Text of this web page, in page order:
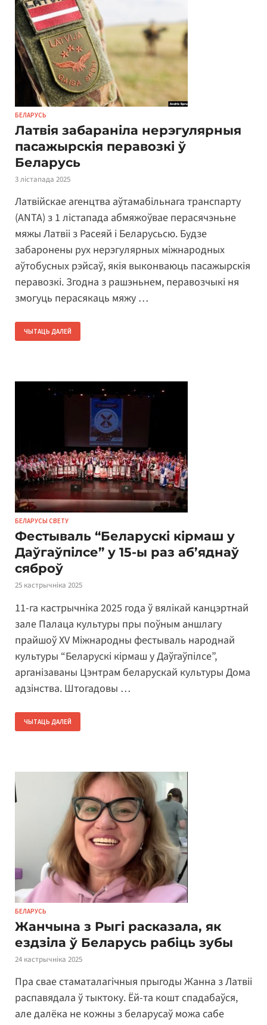
БЕЛАРУСЬ
Латвія забараніла нерэгулярныя
пасажырскія перавозкі ў
Беларусь
3 лістапада 2025
Латвійскае агенцтва аўтамабільнага транспарту
(ANTA) з 1 лістапада абмяжоўвае перасячэньне
мяжы Латвіі з Расеяй і Беларусьсю. Будзе
забаронены рух нерэгулярных міжнародных
аўтобусных рэйсаў, якія выконваюць пасажырскія
перавозкі. Згодна з рашэньнем, перавозчыкі ня
змогуць перасякаць мяжу …
ЧЫТАЦЬ ДАЛЕЙ
БЕЛАРУСЫ СВЕТУ
Фестываль “Беларускі кірмаш у
Даўгаўпілсе” у 15-ы раз аб’яднаў
сяброў
25 кастрычніка 2025
11-га кастрычніка 2025 года ў вялікай канцэртнай
зале Палаца культуры пры поўным аншлагу
прайшоў XV Міжнародны фестываль народнай
культуры “Беларускі кірмаш у Даўгаўпілсе”,
арганізаваны Цэнтрам беларускай культуры Дома
адзінства. Штогадовы …
ЧЫТАЦЬ ДАЛЕЙ
БЕЛАРУСЬ
Жанчына з Рыгі расказала, як
ездзіла ў Беларусь рабіць зубы
24 кастрычніка 2025
Пра свае стаматалагічныя прыгоды Жанна з Латвіі
распавядала ў тыктоку. Ёй-та кошт спадабаўся,
але далёка не кожны з беларусаў можа сабе